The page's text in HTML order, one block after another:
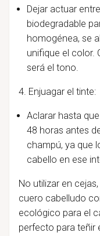
Dejar actuar
biodegradable
homogénea, se
unifique el color.
será el tono.
4. Enjuagar el tinte:
Aclarar hasta
48 horas antes
champú, ya que
cabello en ese
No utilizar en
cuero cabelludo
ecológico para el
perfecto para teñir